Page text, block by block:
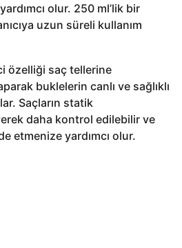
olur. 250 ml’lik bir
uzun süreli kullanım
özelliği saç tellerine
buklelerin canlı ve sağlıklı
Saçların statik
daha kontrol edilebilir ve
etmenize yardımcı olur.